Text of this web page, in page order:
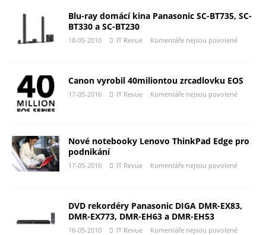
Blu-ray domácí kina Panasonic SC-BT735, SC-
BT330 a SC-BT230
18-05-2010 IT Revue Komentáře nejsou povolené
Canon vyrobil 40miliontou zrcadlovku EOS
17-05-2010 IT Revue Komentáře nejsou povolené
Nové notebooky Lenovo ThinkPad Edge pro
podnikání
17-05-2010 IT Revue Komentáře nejsou povolené
DVD rekordéry Panasonic DIGA DMR-EX83,
DMR-EX773, DMR-EH63 a DMR-EH53
16-05-2010 IT Revue Komentáře nejsou povolené